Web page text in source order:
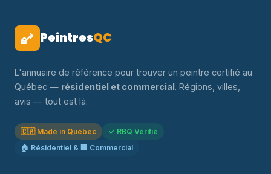
PeintresQC
L'annuaire de référence pour trouver un peintre certifié au
Québec — résidentiel et commercial. Régions, villes,
avis — tout est là.
🇨🇦 Made in Québec
✓ RBQ Vérifié
🏠 Résidentiel & 🏢 Commercial